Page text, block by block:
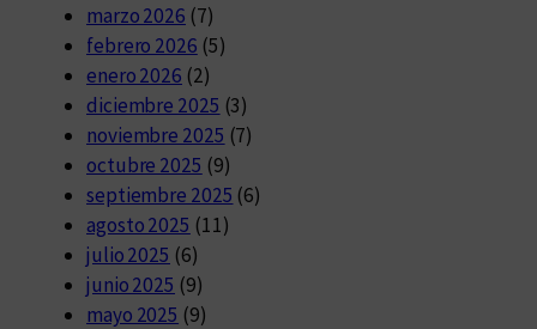
marzo 2026 (7)
febrero 2026 (5)
enero 2026 (2)
diciembre 2025 (3)
noviembre 2025 (7)
octubre 2025 (9)
septiembre 2025 (6)
agosto 2025 (11)
julio 2025 (6)
junio 2025 (9)
mayo 2025 (9)